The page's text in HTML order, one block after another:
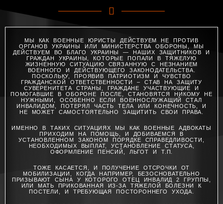
МЫ КАК ВОЕННЫЕ ЮРИСТЫ ДЕЙСТВУЕМ НЕ ПРОТИВ
ОРГАНОВ УКРАИНЫ ИЛИ МИНИСТЕРСТВА ОБОРОНЫ, МЫ
ДЕЙСТВУЕМ ВО БЛАГО УКРАИНЫ — НАШИХ ЗАЩИТНИКОВ И
ГРАЖДАН УКРАИНЫ, КОТОРЫЕ ПОПАЛИ В ТЯЖЕЛУЮ
ЖИЗНЕННУЮ СИТУАЦИЮ СВЯЗАННУЮ С НЕЗНАНИЕМ
ВОЕННОГО И ДЕЙСТВУЮЩЕГО ЗАКОНОДАТЕЛЬСТВА.
ПОСКОЛЬКУ, ПРОЯВИВ ПАТРИОТИЗМ И ЧУВСТВО
ГРАЖДАНСКОЙ ОТВЕТСТВЕННОСТИ – СТАВ НА ЗАЩИТУ
СУВЕРЕНИТЕТА СТРАНЫ, ГРАЖДАНЕ УЧАСТВУЮЩИЕ И
ПОМОГАВШИЕ В ОБОРОНЕ ПОСЛЕ, СТАНОВЯТСЯ НИКОМУ НЕ
НУЖНЫМИ, ОСОБЕННО ЕСЛИ ВОЕННОСЛУЖАЩИЙ СТАЛ
ИНВАЛИДОМ, ПОТЕРЯЛ ЧАСТЬ ТЕЛА ИЛИ КОНЕЧНОСТЬ, И
НЕ МОЖЕТ САМОСТОЯТЕЛЬНО ЗАЩИТИТЬ СВОИ ПРАВА.
ИМЕННО В ТАКИХ СИТУАЦИЯХ МЫ КАК ВОЕННЫЕ АДВОКАТЫ
ПРИХОДИМ НА ПОМОЩЬ, И ДОБИВАЕМСЯ В
УСТАНОВЛЕННОМ ЗАКОНОМ ПОРЯДКЕ СПРАВЕДЛИВОСТИ,
НЕОБХОДИМЫХ ВЫПЛАТ, УСТАНОВЛЕНИЕ СТАТУСА,
ОФОРМЛЕНИЕ ПЕНСИЙ, ЛЬГОТ И Т.П.
ТОЖЕ КАСАЕТСЯ, И ПОЛУЧЕНИЕ ОТСРОЧКИ ОТ
МОБИЛИЗАЦИИ, КОГДА НАПРИМЕР, БЕЗОСНОВАТЕЛЬНО
ПРИЗЫВАЮТ СЫНА У КОТОРОГО ОТЕЦ ИНВАЛИД 2 ГРУППЫ,
ИЛИ МАТЬ ПРИКОВАННАЯ ИЗ-ЗА ТЯЖЕЛОЙ БОЛЕЗНИ К
ПОСТЕЛИ, И ТРЕБУЮЩАЯ ПОСТОРОННЕГО УХОДА.